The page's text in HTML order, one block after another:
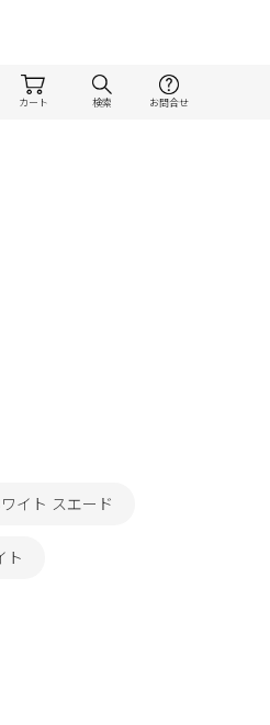
カート 検索 お問合せ
イト スエード
ト